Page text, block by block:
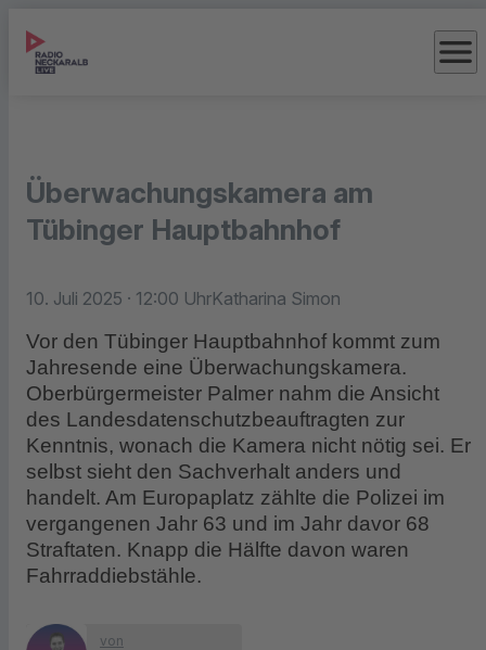
menu
Überwachungskamera am
Tübinger Hauptbahnhof
10. Juli 2025 · 12:00 UhrKatharina Simon
Vor den Tübinger Hauptbahnhof kommt zum
Jahresende eine Überwachungskamera.
Oberbürgermeister Palmer nahm die Ansicht
des Landesdatenschutzbeauftragten zur
Kenntnis, wonach die Kamera nicht nötig sei. Er
selbst sieht den Sachverhalt anders und
handelt. Am Europaplatz zählte die Polizei im
vergangenen Jahr 63 und im Jahr davor 68
Straftaten. Knapp die Hälfte davon waren
Fahrraddiebstähle.
von